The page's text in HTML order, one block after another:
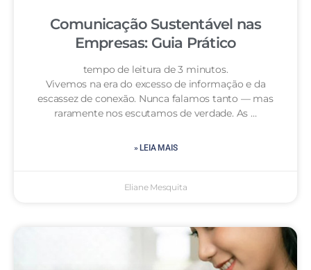
Comunicação Sustentável nas
Empresas: Guia Prático
tempo de leitura de 3 minutos.
Vivemos na era do excesso de informação e da
escassez de conexão. Nunca falamos tanto — mas
raramente nos escutamos de verdade. As …
» LEIA MAIS
Eliane Mesquita